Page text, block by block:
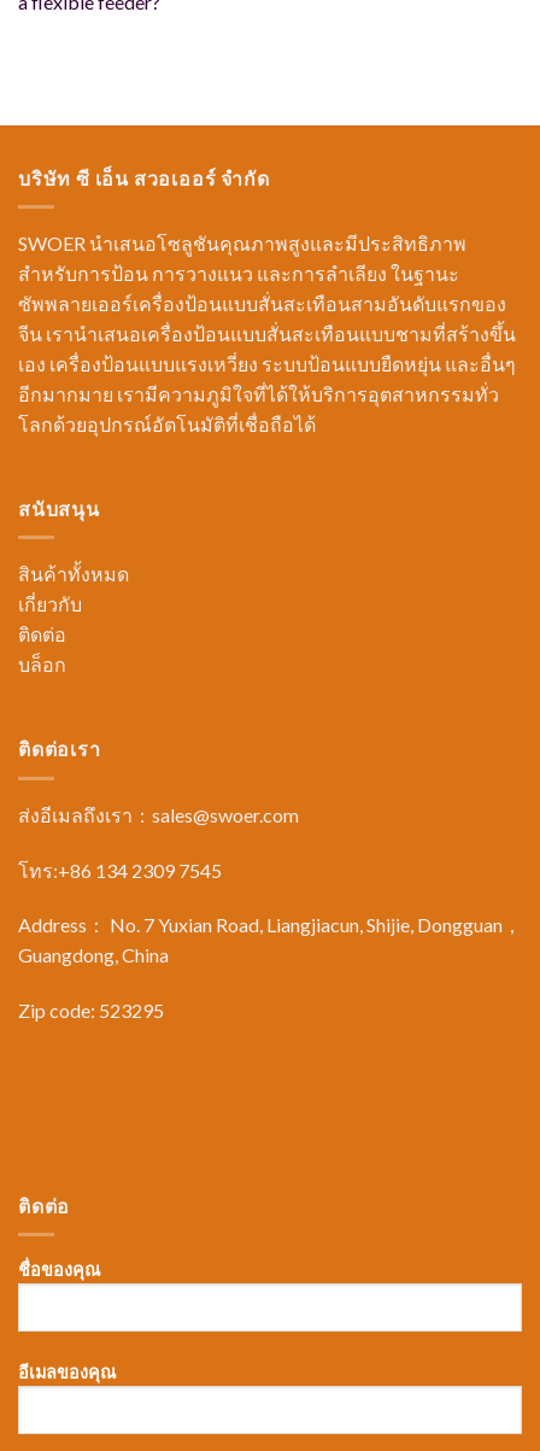
บริษัท ซี เอ็น สวอเออร์ จำกัด
SWOER นำเสนอโซลูชันคุณภาพสูงและมีประสิทธิภาพ
สำหรับการป้อน การวางแนว และการลำเลียง ในฐานะ
ซัพพลายเออร์เครื่องป้อนแบบสั่นสะเทือนสามอันดับแรกของ
จีน เรานำเสนอเครื่องป้อนแบบสั่นสะเทือนแบบชามที่สร้างขึ้น
เอง เครื่องป้อนแบบแรงเหวี่ยง ระบบป้อนแบบยืดหยุ่น และอื่นๆ
อีกมากมาย เรามีความภูมิใจที่ได้ให้บริการอุตสาหกรรมทั่ว
โลกด้วยอุปกรณ์อัตโนมัติที่เชื่อถือได้
สนับสนุน
สินค้าทั้งหมด
เกี่ยวกับ
ติดต่อ
บล็อก
ติดต่อเรา
ส่งอีเมลถึงเรา： sales@swoer.com
โทร:+86 134 2309 7545
Address： No. 7 Yuxian Road, Liangjiacun, Shijie, Dongguan，
Guangdong, China
Zip code: 523295
ติดต่อ
ชื่อของคุณ
อีเมลของคุณ